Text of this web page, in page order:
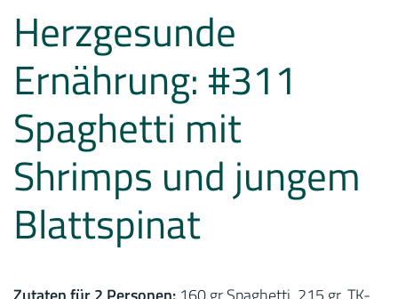
Herzgesunde
Ernährung: #311
Spaghetti mit
Shrimps und jungem
Blattspinat